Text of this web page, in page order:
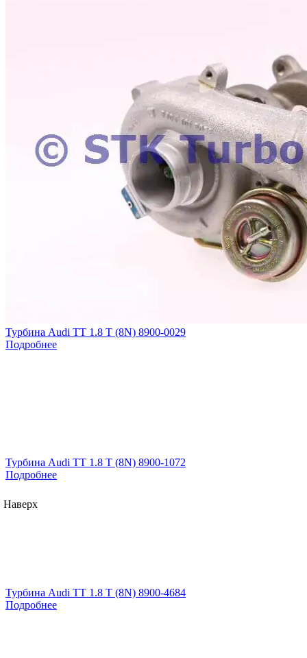
Турбина Audi TT 1.8 T (8N) 8900-0029
Подробнее
Турбина Audi TT 1.8 T (8N) 8900-1072
Подробнее
Турбина Audi TT 1.8 T (8N) 8900-4684
Подробнее
Наверх